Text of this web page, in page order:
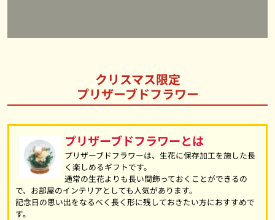
クリスマス限定
プリザーブドフラワー
プリザーブドフラワーとは
プリザーブドフラワーは、生花に保存加工を施した長
く楽しめるギフトです。
通常の生花よりも長い間飾っておくことができるの
で、お部屋のインテリアとしても人気があります。
記念日の思い出をなるべく長く形に残しておきたい方におすすめで
す。